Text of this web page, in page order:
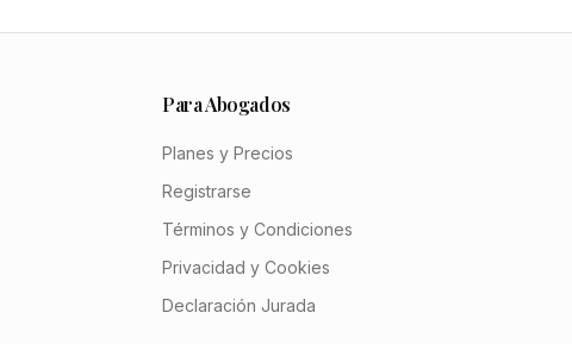
Para Abogados
Planes y Precios
Registrarse
Términos y Condiciones
Privacidad y Cookies
Declaración Jurada